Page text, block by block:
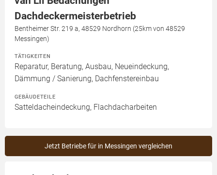
Dachdeckermeisterbetrieb
Bentheimer Str. 219 a, 48529 Nordhorn (25km von 48529
Messingen)
TÄTIGKEITEN
Reparatur, Beratung, Ausbau, Neueindeckung,
Dämmung / Sanierung, Dachfenstereinbau
GEBÄUDETEILE
Satteldacheindeckung, Flachdacharbeiten
Jetzt Betriebe für in Messingen vergleichen